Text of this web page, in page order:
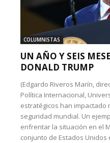
COLUMNISTAS
UN AÑO Y SEIS
DONALD TRUMP
(Edgardo Riveros Marín,
Política Internacional,
estratégicos han impactado
seguridad mundial. Un
enfrentar la situación en el
conjunto de Estados Unidos